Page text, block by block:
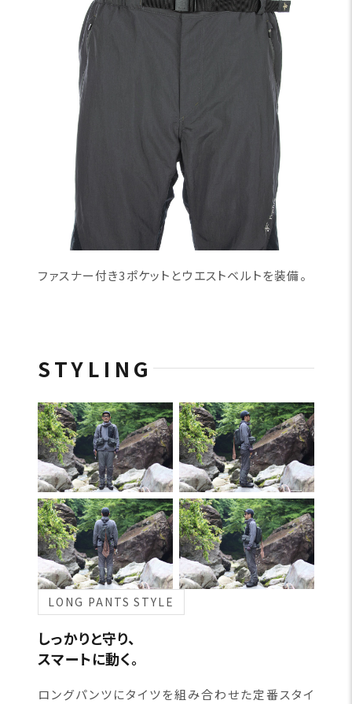
ファスナー付き3ポケットとウエストベルトを装備。
STYLING
LONG PANTS STYLE
しっかりと守り、
スマートに動く。
ロングパンツにタイツを組み合わせた定番スタイ